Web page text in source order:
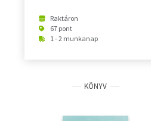
Raktáron
67 pont
1 - 2 munkanap
KÖNYV